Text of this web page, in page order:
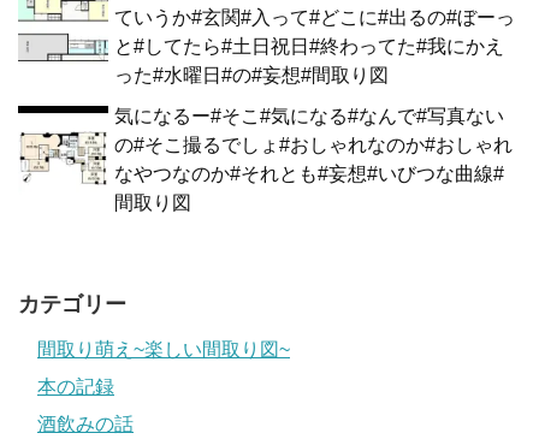
ていうか#玄関#入って#どこに#出るの#ぼーっ
と#してたら#土日祝日#終わってた#我にかえ
った#水曜日#の#妄想#間取り図
気になるー#そこ#気になる#なんで#写真ない
の#そこ撮るでしょ#おしゃれなのか#おしゃれ
なやつなのか#それとも#妄想#いびつな曲線#
間取り図
カテゴリー
間取り萌え~楽しい間取り図~
本の記録
酒飲みの話